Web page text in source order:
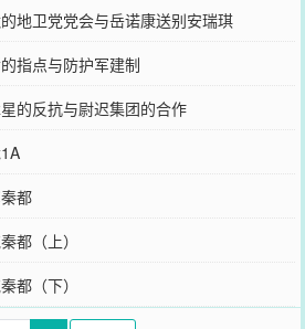
地卫党党会与岳诺康送别安瑞琪
指点与防护军建制
的反抗与尉迟集团的合作
都
都（上）
都（下）